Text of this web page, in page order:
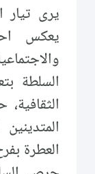
يرى تيار
يعكس
السلطة
العطرة